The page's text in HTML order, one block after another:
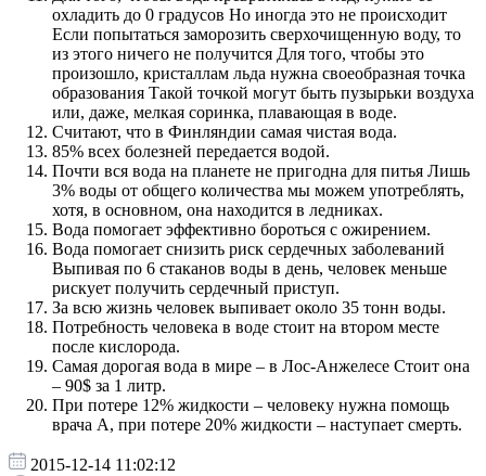
охладить до 0 градусов Но иногда это не происходит
Если попытаться заморозить сверхочищенную воду, то
из этого ничего не получится Для того, чтобы это
произошло, кристаллам льда нужна своеобразная точка
образования Такой точкой могут быть пузырьки воздуха
или, даже, мелкая соринка, плавающая в воде.
Считают, что в Финляндии самая чистая вода.
85% всех болезней передается водой.
Почти вся вода на планете не пригодна для питья Лишь
3% воды от общего количества мы можем употреблять,
хотя, в основном, она находится в ледниках.
Вода помогает эффективно бороться с ожирением.
Вода помогает снизить риск сердечных заболеваний
Выпивая по 6 стаканов воды в день, человек меньше
рискует получить сердечный приступ.
За всю жизнь человек выпивает около 35 тонн воды.
Потребность человека в воде стоит на втором месте
после кислорода.
Самая дорогая вода в мире – в Лос-Анжелесе Стоит она
– 90$ за 1 литр.
При потере 12% жидкости – человеку нужна помощь
врача А, при потере 20% жидкости – наступает смерть.
2015-12-14 11:02:12